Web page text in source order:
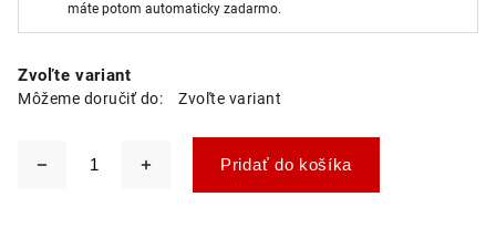
Zvoľte variant
Môžeme doručiť do: Zvoľte variant
Pridať do košíka
máte potom automaticky zadarmo.